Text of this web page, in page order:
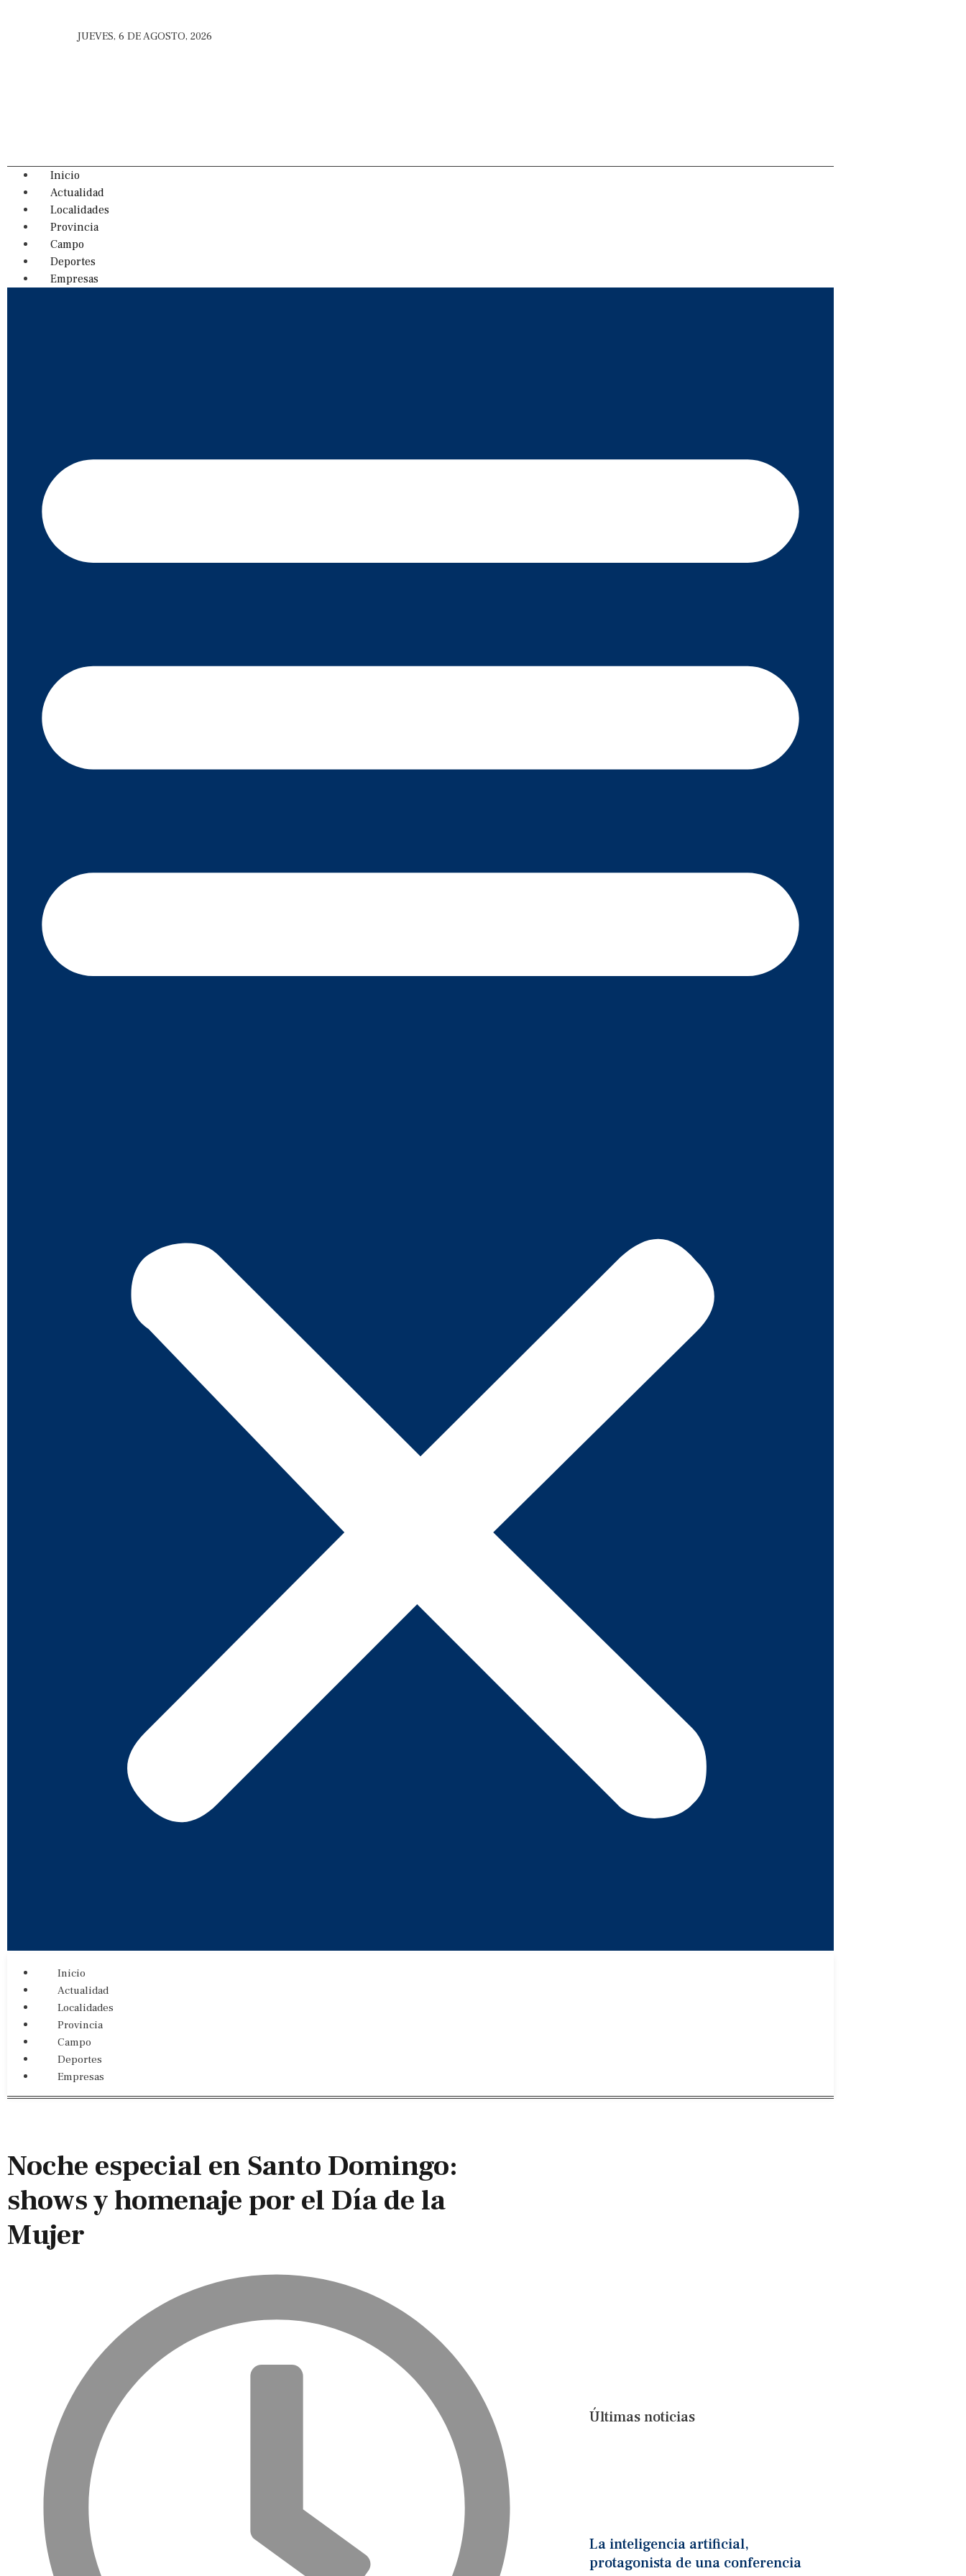
JUEVES, 6 DE AGOSTO, 2026
Inicio
Actualidad
Localidades
Provincia
Campo
Deportes
Empresas
Inicio
Actualidad
Localidades
Provincia
Campo
Deportes
Empresas
Noche especial en Santo Domingo:
shows y homenaje por el Día de la
Mujer
Últimas noticias
La inteligencia artificial,
protagonista de una conferencia